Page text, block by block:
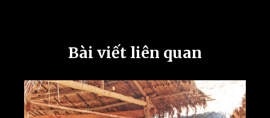
Bài viết liên quan